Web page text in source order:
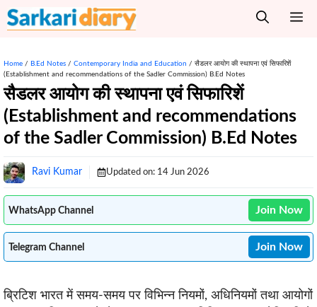
Skip
to
Home / B.Ed Notes / Contemporary India and Education / सैडलर आयोग की स्थापना एवं सिफारिशें
(Establishment and recommendations of the Sadler Commission) B.Ed Notes
सैडलर आयोग की स्थापना एवं सिफारिशें
(Establishment and recommendations
of the Sadler Commission) B.Ed Notes
Ravi Kumar Updated on: 14 Jun 2026
WhatsApp Channel Join Now
Telegram Channel Join Now
ब्रिटिश भारत में समय-समय पर विभिन्न नियमों, अधिनियमों तथा आयोगों